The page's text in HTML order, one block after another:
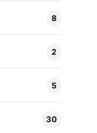
8
2
5
30